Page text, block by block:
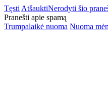
Tęsti AtšauktiNerodyti šio
Pranešti apie spamą
Trumpalaikė nuoma Nuoma